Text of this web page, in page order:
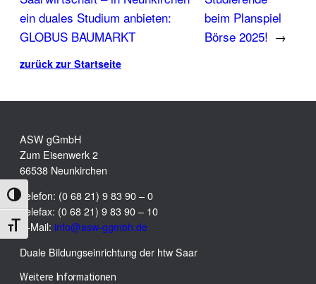
Umschalten auf hohe Kontraste
Schrift vergrößern
ein duales Studium anbieten:
GLOBUS BAUMARKT
beim Planspiel
Börse 2025! →
zurück zur Startseite
ASW gGmbH
Zum Eisenwerk 2
66538 Neunkirchen
Telefon: (0 68 21) 9 83 90 – 0
Telefax: (0 68 21) 9 83 90 – 10
E-Mail: info@asw-ggmbh.de
Duale Bildungseinrichtung der htw Saar
Weitere Informationen